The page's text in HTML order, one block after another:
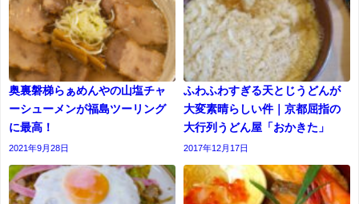
奥裏磐梯らぁめんやの山塩チャ
ーシューメンが福島ツーリング
に最高！
2021年9月28日
ふわふわすぎる天とじうどんが
大変素晴らしい件｜京都屈指の
大行列うどん屋「おかきた」
2017年12月17日